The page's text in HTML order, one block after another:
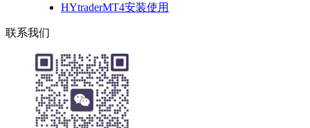
HYtraderMT4安装使用
联系我们